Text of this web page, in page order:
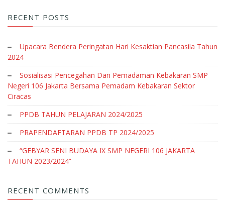
RECENT POSTS
Upacara Bendera Peringatan Hari Kesaktian Pancasila Tahun
2024
Sosialisasi Pencegahan Dan Pemadaman Kebakaran SMP
Negeri 106 Jakarta Bersama Pemadam Kebakaran Sektor
Ciracas
PPDB TAHUN PELAJARAN 2024/2025
PRAPENDAFTARAN PPDB TP 2024/2025
“GEBYAR SENI BUDAYA IX SMP NEGERI 106 JAKARTA
TAHUN 2023/2024”
RECENT COMMENTS